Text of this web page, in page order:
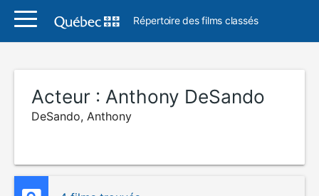
Répertoire des films classés
Acteur : Anthony DeSando
DeSando, Anthony